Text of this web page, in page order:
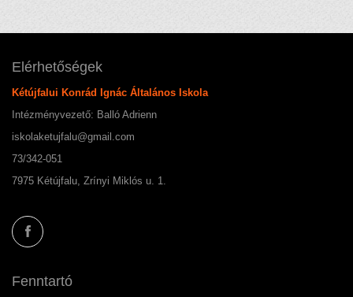
Elérhetőségek
Kétújfalui Konrád Ignác Általános Iskola
Intézményvezető: Balló Adrienn
iskolaketujfalu@gmail.com
73/342-051
7975 Kétújfalu, Zrínyi Miklós u. 1.
Fenntartó